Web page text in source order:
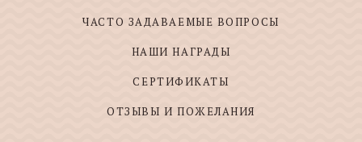
ЧАСТО ЗАДАВАЕМЫЕ ВОПРОСЫ
НАШИ НАГРАДЫ
СЕРТИФИКАТЫ
ОТЗЫВЫ И ПОЖЕЛАНИЯ